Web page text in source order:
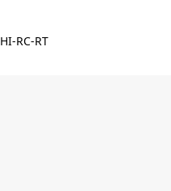
HI-RC-RT